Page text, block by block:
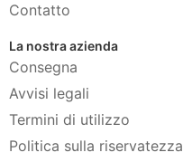
Contatto
La nostra azienda
Consegna
Avvisi legali
Termini di utilizzo
Politica sulla riservatezza